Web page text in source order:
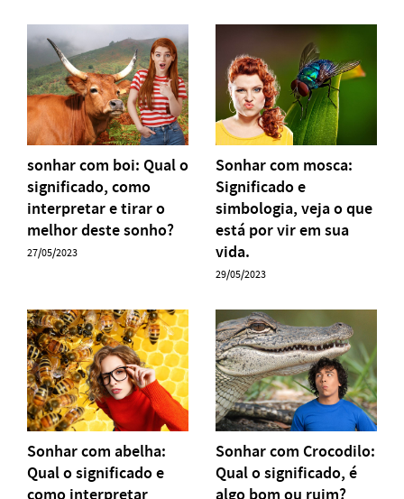
sonhar com boi: Qual o
significado, como
interpretar e tirar o
melhor deste sonho?
27/05/2023
Sonhar com mosca:
Significado e
simbologia, veja o que
está por vir em sua
vida.
29/05/2023
Sonhar com abelha:
Qual o significado e
como interpretar
Sonhar com Crocodilo:
Qual o significado, é
algo bom ou ruim?